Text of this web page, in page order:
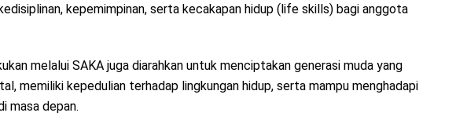
kepemimpinan, serta kecakapan hidup (life skills) bagi anggota
melalui SAKA juga diarahkan untuk menciptakan generasi muda yang
memiliki kepedulian terhadap lingkungan hidup, serta mampu menghadapi
masa depan.